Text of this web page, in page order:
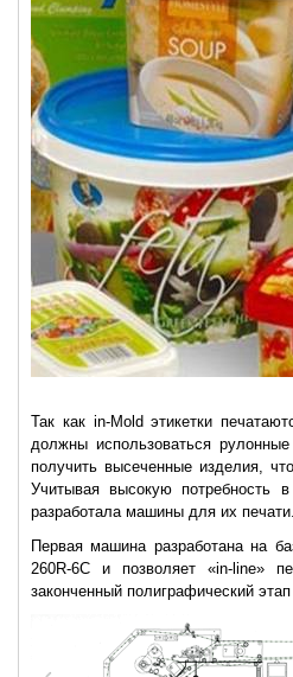
Так как in-Mold этикетки
должны использоваться
получить высеченные изделия,
Учитывая высокую потребность
разработала машины для их
Первая машина разработана на
260R-6C и позволяет «in-line»
законченный полиграфический